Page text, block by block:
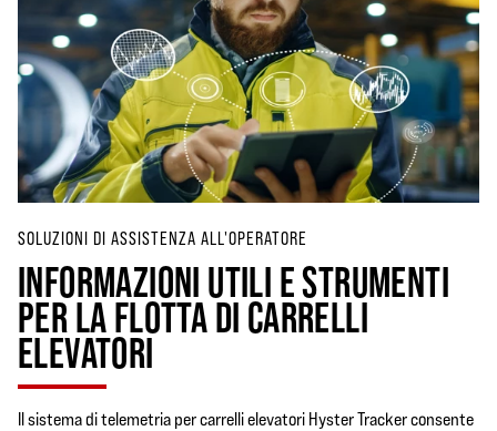
SOLUZIONI DI ASSISTENZA ALL'OPERATORE
INFORMAZIONI UTILI E STRUMENTI
PER LA FLOTTA DI CARRELLI
ELEVATORI
Il sistema di telemetria per carrelli elevatori Hyster Tracker consente